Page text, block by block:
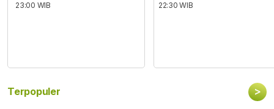
23:00 WIB
22:30 WIB
Terpopuler >